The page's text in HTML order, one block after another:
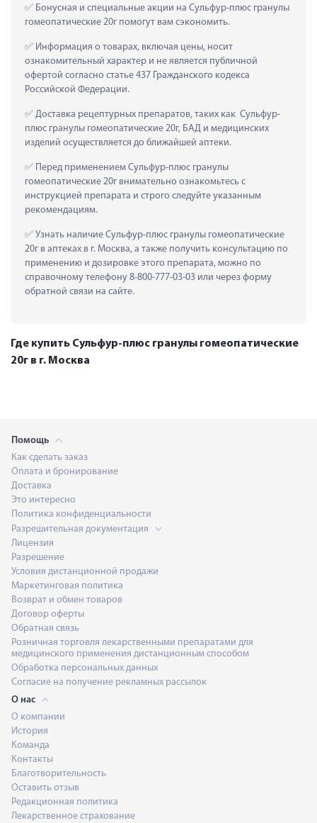
Бонусная и специальные акции на Сульфур-плюс гранулы
гомеопатические 20г помогут вам сэкономить.
Информация о товарах, включая цены, носит
ознакомительный характер и не является публичной
офертой согласно статье 437 Гражданского кодекса
Российской Федерации.
Доставка рецептурных препаратов, таких как  Сульфур-
плюс гранулы гомеопатические 20г, БАД и медицинских
изделий осуществляется до ближайшей аптеки.
Перед применением Сульфур-плюс гранулы
гомеопатические 20г внимательно ознакомьтесь с
инструкцией препарата и строго следуйте указанным
рекомендациям.
Узнать наличие Сульфур-плюс гранулы гомеопатические
20г в аптеках в г. Москва, а также получить консультацию по
применению и дозировке этого препарата, можно по
справочному телефону 8-800-777-03-03 или через форму
обратной связи на сайте.
Где купить Сульфур-плюс гранулы гомеопатические
20г в г. Москва
Помощь
Как сделать заказ
Оплата и бронирование
Доставка
Это интересно
Политика конфиденциальности
Разрешительная документация
Лицензия
Разрешение
Условия дистанционной продажи
Маркетинговая политика
Возврат и обмен товаров
Договор оферты
Обратная связь
Розничная торговля лекарственными препаратами для
медицинского применения дистанционным способом
Обработка персональных данных
Согласие на получение рекламных рассылок
О нас
О компании
История
Команда
Контакты
Благотворительность
Оставить отзыв
Редакционная политика
Лекарственное страхование